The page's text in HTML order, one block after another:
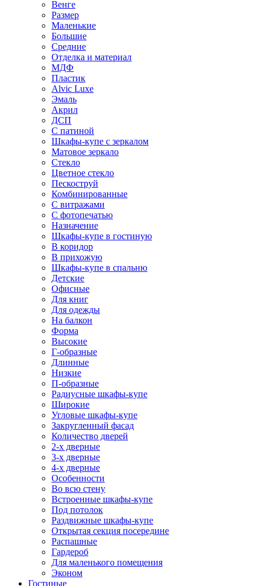
Венге
Размер
Маленькие
Большие
Средние
Отделка и материал
МДФ
Пластик
Alvic Luxe
Эмаль
Акрил
ДСП
С патиной
Шкафы-купе с зеркалом
Матовое зеркало
Стекло
Цветное стекло
Пескоструй
Комбинированные
С витражами
С фотопечатью
Назначение
Шкафы-купе в гостиную
В коридор
В прихожую
Шкафы-купе в спальню
Детские
Офисные
Для книг
Для одежды
На балкон
Форма
Высокие
Г-образные
Длинные
Низкие
П-образные
Радиусные шкафы-купе
Широкие
Угловые шкафы-купе
Закругленный фасад
Количество дверей
2-х дверные
3-х дверные
4-х дверные
Особенности
Во всю стену
Встроенные шкафы-купе
Под потолок
Раздвижные шкафы-купе
Открытая секция посередине
Распашные
Гардероб
Для маленького помещения
Эконом
Гостиные